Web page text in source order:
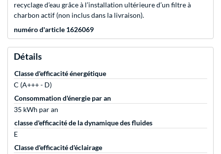
recyclage d’eau grâce à l’installation ultérieure d’un filtre à
charbon actif (non inclus dans la livraison).
numéro d'article 1626069
Détails
Classe d'efficacité énergétique
C (A+++ - D)
Consommation d'énergie par an
35 kWh par an
classe d'efficacité de la dynamique des fluides
E
Classe d'efficacité d'éclairage